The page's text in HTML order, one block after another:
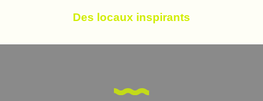
Des locaux inspirants